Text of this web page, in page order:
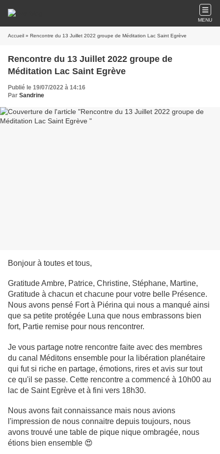
MENU
Accueil » Rencontre du 13 Juillet 2022 groupe de Méditation Lac Saint Egrève
Rencontre du 13 Juillet 2022 groupe de
Méditation Lac Saint Egrève
Publié le 19/07/2022 à 14:16
Par Sandrine
Bonjour à toutes et tous,
Gratitude Ambre, Patrice, Christine, Stéphane, Martine,
Gratitude à chacun et chacune pour votre belle Présence.
Nous avons pensé Fort à Piérina qui nous a manqué ainsi
que sa petite protégée Luna que nous embrassons bien
fort, Partie remise pour nous rencontrer.
Je vous partage notre rencontre faite avec des membres
du canal Méditons ensemble pour la libération planétaire
qui fut si riche en partage, émotions, rires et avis sur tout
ce qu'il se passe. Cette rencontre a commencé à 10h00 au
lac de Saint Egrève et à fini vers 18h30.
Nous avons fait connaissance mais nous avions
l'impression de nous connaitre depuis toujours, nous
avons trouvé une table de pique nique ombragée, nous
étions bien ensemble 😍